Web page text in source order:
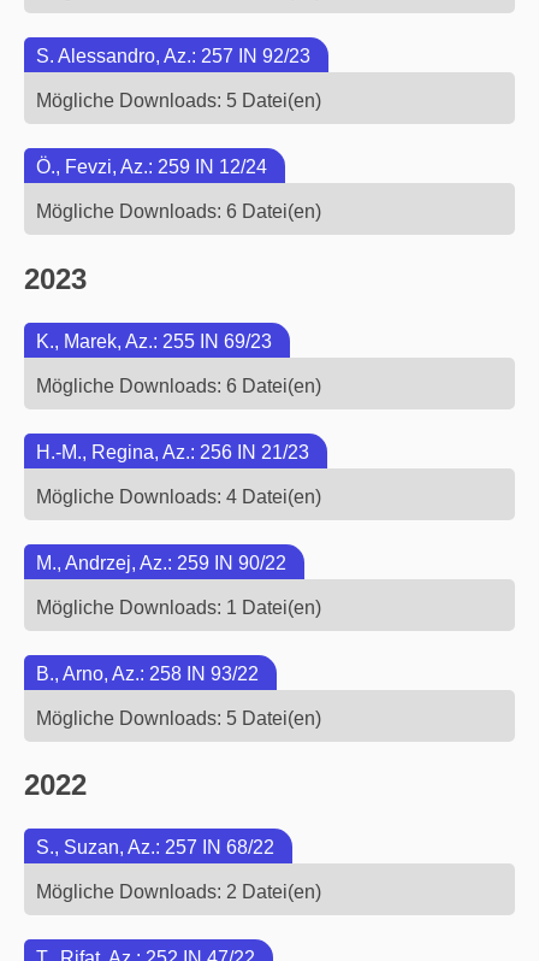
S. Alessandro, Az.: 257 IN 92/23
Mögliche Downloads: 5 Datei(en)
Ö., Fevzi, Az.: 259 IN 12/24
Mögliche Downloads: 6 Datei(en)
2023
K., Marek, Az.: 255 IN 69/23
Mögliche Downloads: 6 Datei(en)
H.-M., Regina, Az.: 256 IN 21/23
Mögliche Downloads: 4 Datei(en)
M., Andrzej, Az.: 259 IN 90/22
Mögliche Downloads: 1 Datei(en)
B., Arno, Az.: 258 IN 93/22
Mögliche Downloads: 5 Datei(en)
2022
S., Suzan, Az.: 257 IN 68/22
Mögliche Downloads: 2 Datei(en)